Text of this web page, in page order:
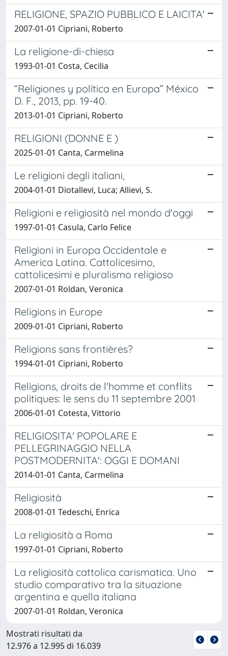
RELIGIONE, SPAZIO PUBBLICO E LAICITA'
2007-01-01 Cipriani, Roberto
La religione-di-chiesa
1993-01-01 Costa, Cecilia
“Religiones y política en Europa” México
D. F., 2013, pp. 19-40.
2013-01-01 Cipriani, Roberto
RELIGIONI (DONNE E )
2025-01-01 Canta, Carmelina
Le religioni degli italiani,
2004-01-01 Diotallevi, Luca; Allievi, S.
Religioni e religiosità nel mondo d'oggi
1997-01-01 Casula, Carlo Felice
Religioni in Europa Occidentale e
America Latina. Cattolicesimo,
cattolicesimi e pluralismo religioso
2007-01-01 Roldan, Veronica
Religions in Europe
2009-01-01 Cipriani, Roberto
Religions sans frontières?
1994-01-01 Cipriani, Roberto
Religions, droits de l'homme et conflits
politiques: le sens du 11 septembre 2001
2006-01-01 Cotesta, Vittorio
RELIGIOSITA' POPOLARE E
PELLEGRINAGGIO NELLA
POSTMODERNITA': OGGI E DOMANI
2014-01-01 Canta, Carmelina
Religiosità
2008-01-01 Tedeschi, Enrica
La religiosità a Roma
1997-01-01 Cipriani, Roberto
La religiosità cattolica carismatica. Uno
studio comparativo tra la situazione
argentina e quella italiana
2007-01-01 Roldan, Veronica
Mostrati risultati da
12.976 a 12.995 di 16.039